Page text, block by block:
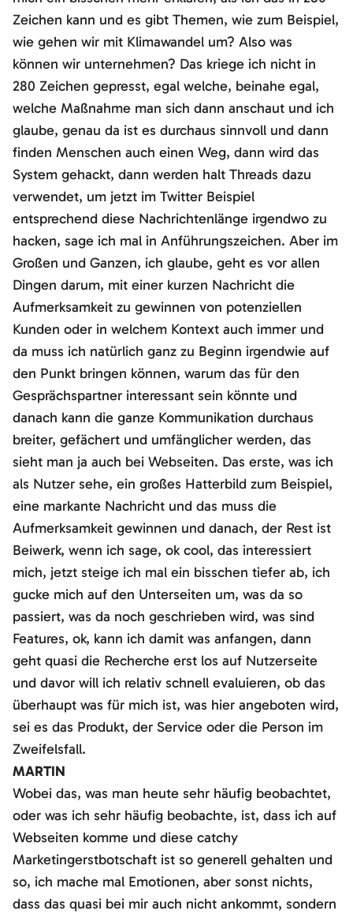
Zeichen kann und es gibt Themen, wie zum Beispiel,
wie gehen wir mit Klimawandel um? Also was
können wir unternehmen? Das kriege ich nicht in
280 Zeichen gepresst, egal welche, beinahe egal,
welche Maßnahme man sich dann anschaut und ich
glaube, genau da ist es durchaus sinnvoll und dann
finden Menschen auch einen Weg, dann wird das
System gehackt, dann werden halt Threads dazu
verwendet, um jetzt im Twitter Beispiel
entsprechend diese Nachrichtenlänge irgendwo zu
hacken, sage ich mal in Anführungszeichen. Aber im
Großen und Ganzen, ich glaube, geht es vor allen
Dingen darum, mit einer kurzen Nachricht die
Aufmerksamkeit zu gewinnen von potenziellen
Kunden oder in welchem Kontext auch immer und
da muss ich natürlich ganz zu Beginn irgendwie auf
den Punkt bringen können, warum das für den
Gesprächspartner interessant sein könnte und
danach kann die ganze Kommunikation durchaus
breiter, gefächert und umfänglicher werden, das
sieht man ja auch bei Webseiten. Das erste, was ich
als Nutzer sehe, ein großes Hatterbild zum Beispiel,
eine markante Nachricht und das muss die
Aufmerksamkeit gewinnen und danach, der Rest ist
Beiwerk, wenn ich sage, ok cool, das interessiert
mich, jetzt steige ich mal ein bisschen tiefer ab, ich
gucke mich auf den Unterseiten um, was da so
passiert, was da noch geschrieben wird, was sind
Features, ok, kann ich damit was anfangen, dann
geht quasi die Recherche erst los auf Nutzerseite
und davor will ich relativ schnell evaluieren, ob das
überhaupt was für mich ist, was hier angeboten wird,
sei es das Produkt, der Service oder die Person im
Zweifelsfall.
MARTIN
Wobei das, was man heute sehr häufig beobachtet,
oder was ich sehr häufig beobachte, ist, dass ich auf
Webseiten komme und diese catchy
Marketingerstbotschaft ist so generell gehalten und
so, ich mache mal Emotionen, aber sonst nichts,
dass das quasi bei mir auch nicht ankommt, sondern